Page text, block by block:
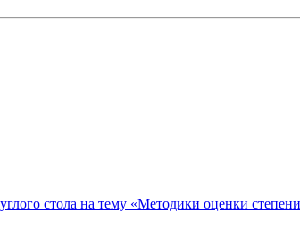
стола на тему «Методики оценки